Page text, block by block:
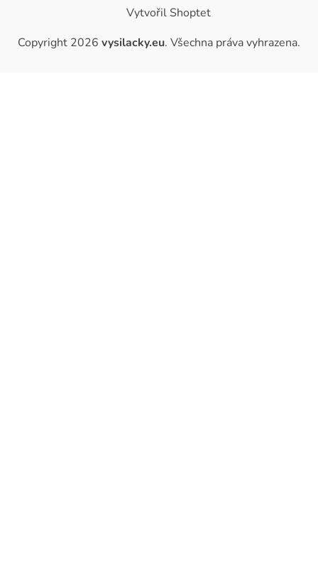
Vytvořil Shoptet
Copyright 2026 vysilacky.eu. Všechna práva vyhrazena.